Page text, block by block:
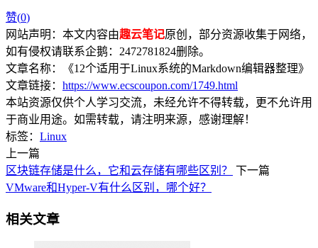
赞(0)
网站声明：本文内容由趣云笔记原创，部分资源收集于网络，
如有侵权请联系企鹅：2472781824删除。
文章名称：《12个适用于Linux系统的Markdown编辑器整理》
文章链接： https://www.ecscoupon.com/1749.html
本站资源仅供个人学习交流，未经允许不得转载，更不允许用
于商业用途。如需转载，请注明来源，感谢理解！
标签： Linux
上一篇
区块链存储是什么，它和云存储有哪些区别？
下一篇
VMware和Hyper-V有什么区别，哪个好？
相关文章